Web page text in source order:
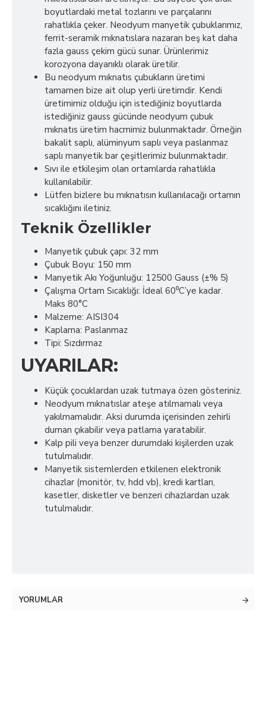
boyutlardaki metal tozlarını ve parçalarını
rahatlıkla çeker. Neodyum manyetik çubuklarımız,
ferrit-seramik mıknatıslara nazaran beş kat daha
fazla gauss çekim gücü sunar. Ürünlerimiz
korozyona dayanıklı olarak üretilir.
Bu neodyum mıknatıs çubukların üretimi
tamamen bize ait olup yerli üretimdir. Kendi
üretimimiz olduğu için istediğiniz boyutlarda
istediğiniz gauss gücünde neodyum çubuk
mıknatıs üretim hacmimiz bulunmaktadır. Örneğin
bakalit saplı, alüminyum saplı veya paslanmaz
saplı manyetik bar çeşitlerimiz bulunmaktadır.
Sıvı ile etkileşim olan ortamlarda rahatlıkla
kullanılabilir.
Lütfen bizlere bu mıknatısın kullanılacağı ortamın
sıcaklığını iletiniz.
Teknik Özellikler
Manyetik çubuk çapı: 32 mm
Çubuk Boyu: 150 mm
Manyetik Akı Yoğunluğu: 12500 Gauss (±% 5)
Çalışma Ortam Sıcaklığı: İdeal 60⁰C’ye kadar.
Maks 80°C
Malzeme: AISI304
Kaplama: Paslanmaz
Tipi: Sızdırmaz
UYARILAR:
Küçük çocuklardan uzak tutmaya özen gösteriniz.
Neodyum mıknatıslar ateşe atılmamalı veya
yakılmamalıdır. Aksi durumda içerisinden zehirli
duman çıkabilir veya patlama yaratabilir.
Kalp pili veya benzer durumdaki kişilerden uzak
tutulmalıdır.
Manyetik sistemlerden etkilenen elektronik
cihazlar (monitör, tv, hdd vb), kredi kartları,
kasetler, disketler ve benzeri cihazlardan uzak
tutulmalıdır.
YORUMLAR